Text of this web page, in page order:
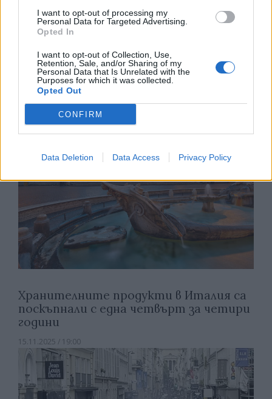
I want to opt-out of processing my
Personal Data for Targeted Advertising.
Opted In
I want to opt-out of Collection, Use,
Retention, Sale, and/or Sharing of my
Personal Data that Is Unrelated with the
Purposes for which it was collected.
Opted Out
CONFIRM
Data Deletion Data Access Privacy Policy
Заради климатичните промени
млечният шоколад изчезва
18.11.2025 / 18:00
Хранителните продукти в Италия са
поскъпнали с една четвърт за четири
години
15.11.2025 / 19:00